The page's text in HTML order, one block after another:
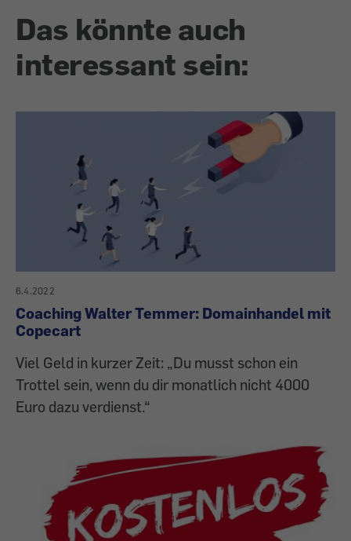
Das könnte auch
interessant sein:
6.4.2022
Coaching Walter Temmer: Domainhandel mit
Copecart
Viel Geld in kurzer Zeit: „Du musst schon ein
Trottel sein, wenn du dir monatlich nicht 4000
Euro dazu verdienst.“